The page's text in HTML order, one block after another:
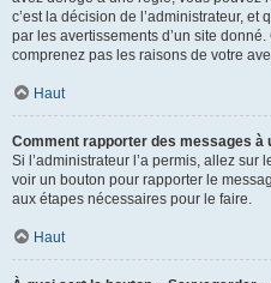
c’est la décision de l’administrateur, et
par les avertissements d’un site
comprenez pas les raisons de votre
Haut
Comment rapporter des messages à
Si l’administrateur l’a permis, allez
voir un bouton pour rapporter le
aux étapes nécessaires pour le faire.
Haut